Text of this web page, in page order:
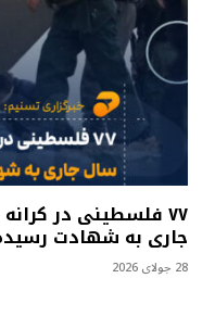
۷۷ فلسطینی در
جاری به شهادت
28 جولای 2026